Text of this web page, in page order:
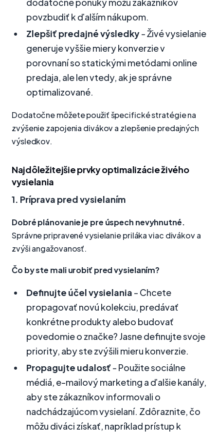
dodatočné ponuky môžu zákazníkov
povzbudiť k ďalším nákupom.
Zlepšiť predajné výsledky- Živé vysielanie
generuje vyššie miery konverzie v
porovnaní so statickými metódami online
predaja, ale len vtedy, ak je správne
optimalizované.
Dodatočne môžete použiť špecifické stratégie na
zvýšenie zapojenia divákov a zlepšenie predajných
výsledkov.
Najdôležitejšie prvky optimalizácie živého
vysielania
1. Príprava pred vysielaním
Dobré plánovanie je pre úspech nevyhnutné.
Správne pripravené vysielanie priláka viac divákov a
zvýši angažovanosť.
Čo by ste mali urobiť pred vysielaním?
Definujte účel vysielania - Chcete
propagovať novú kolekciu, predávať
konkrétne produkty alebo budovať
povedomie o značke? Jasne definujte svoje
priority, aby ste zvýšili mieru konverzie.
Propagujte udalosť- Použite sociálne
médiá, e-mailový marketing a ďalšie kanály,
aby ste zákazníkov informovali o
nadchádzajúcom vysielaní. Zdôraznite, čo
môžu diváci získať, napríklad prístup k